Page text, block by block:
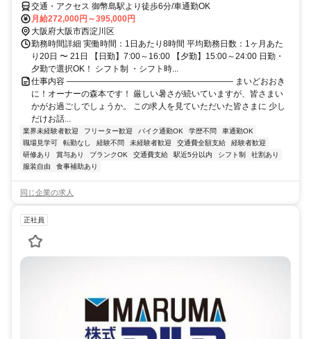
交通・アクセス 御幣島駅より徒歩6分/車通勤OK
月給272,000円～395,000円
大阪府大阪市西淀川区
勤務時間詳細 実働時間：1日あたり8時間 平均勤務日数：1ヶ月あた
り20日 〜 21日 【日勤】7:00～16:00 【夕勤】15:00～24:00 日勤・
夕勤で選択OK！ シフト制 ・シフト時...
仕事内容 ―――――――――――――――――――― まいどおおき
に！オーナーの森本です！ 厳しい暑さが続いていますが、皆さまい
かがお過ごしでしょうか。 この求人を見ていただいた皆さまに 少し
だけお話...
業界未経験者歓迎 フリーター歓迎 バイク通勤OK 学歴不問
車通勤OK
職場見学可
転勤なし 経験不問 未経験者歓迎 交通費全額支給
経験者歓迎
研修あり
賞与あり ブランクOK 交通費支給 駅近5分以内 シフト制
社割あり
服装自由
食事補助あり
同じ企業の求人
正社員